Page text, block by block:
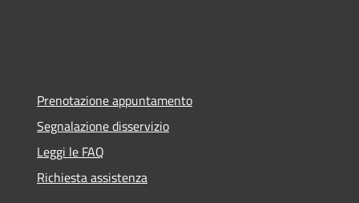
Prenotazione appuntamento
Segnalazione disservizio
Leggi le FAQ
Richiesta assistenza